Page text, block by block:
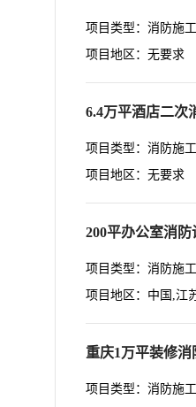
项目类型：消防施
项目地区：无要求
6.4万平酒店二次
项目类型：消防施
项目地区：无要求
200平办公室消防
项目类型：消防施
项目地区：中国,江
重庆1万平装修消
项目类型：消防施